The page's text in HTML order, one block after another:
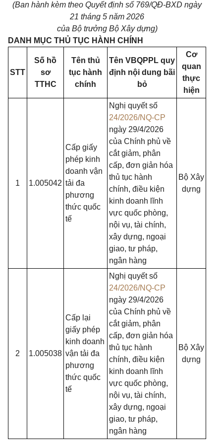
(Ban hành kèm theo Quyết định số 769/QĐ-BXD ngày
21 tháng 5 năm 2026
của Bộ trưởng Bộ Xây dựng)
DANH MỤC THỦ TỤC HÀNH CHÍNH
STT
Số hồ
sơ
TTHC
Tên thủ
tục hành
chính
Tên VBQPPL quy
định nội dung bãi
bỏ
Cơ
quan
thực
hiện
1 1.005042
Cấp giấy
phép kinh
doanh vận
tải đa
phương
thức quốc
tế
Nghị quyết số
24/2026/NQ-CP
ngày 29/4/2026
của Chính phủ về
cắt giảm, phân
cấp, đơn giản hóa
thủ tục hành
chính, điều kiện
kinh doanh lĩnh
vực quốc phòng,
nội vụ, tài chính,
xây dựng, ngoại
giao, tư pháp,
ngân hàng
Bộ Xây
dựng
2 1.005038
Cấp lại
giấy phép
kinh doanh
vận tải đa
phương
thức quốc
tế
Nghị quyết số
24/2026/NQ-CP
ngày 29/4/2026
của Chính phủ về
cắt giảm, phân
cấp, đơn giản hóa
thủ tục hành
chính, điều kiện
kinh doanh lĩnh
vực quốc phòng,
nội vụ, tài chính,
xây dựng, ngoại
giao, tư pháp,
ngân hàng
Bộ Xây
dựng